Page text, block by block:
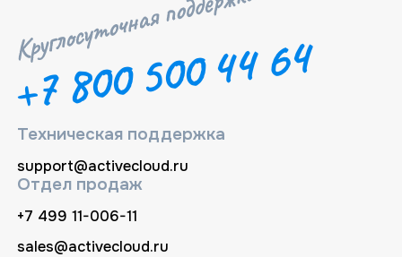
Техническая поддержка
support@activecloud.ru
Отдел продаж
+7 499 11-006-11
sales@activecloud.ru
+7 800 500 44 64